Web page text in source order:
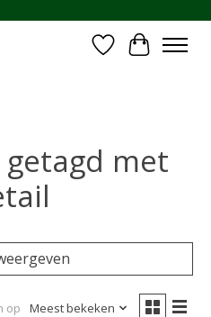
Verlanglijst
met
op Meest bekeken